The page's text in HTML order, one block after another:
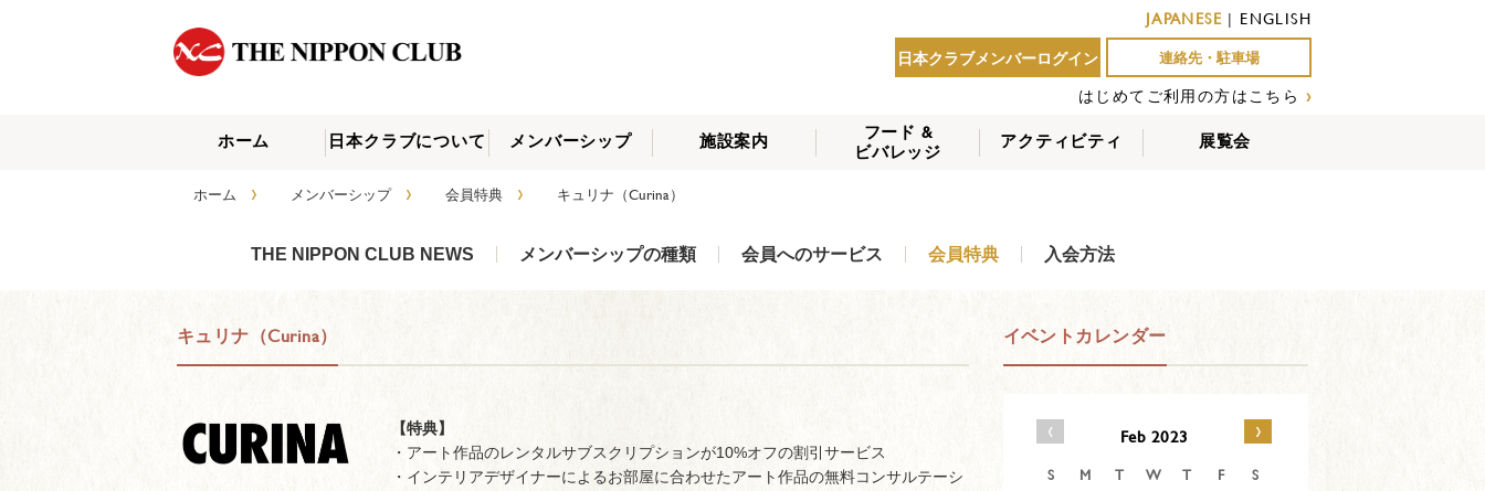
JAPANESE| ENGLISH
日本クラブメンバーログイン
連絡先・駐車場
はじめてご利用の方はこちら ›
ホーム
日本クラブについて メンバーシップ
メンバーシップの種
会員へのサービス
会員特典
THE NIPPON CLUB
NEWS
入会方法
施設案内
フード &
ビバレッジ
アクティビティ 展覧会
ホーム › メンバーシップ › 会員特典 › キュリナ（Curina）
THE NIPPON CLUB NEWS メンバーシップの種類 会員へのサービス 会員特典 入会方法
キュリナ（Curina）
【特典】
・アート作品のレンタルサブスクリプションが10%オフの割引サービス
・インテリアデザイナーによるお部屋に合わせたアート作品の無料コンサルテーシ
イベントカレンダー
‹ Feb 2023 ›
S M T W T F
S